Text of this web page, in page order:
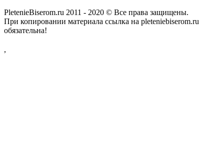
PletenieBiserom.ru 2011 - 2020 © Все права защищены.
При копировании материала ссылка на pleteniebiserom.ru
обязательна!
,